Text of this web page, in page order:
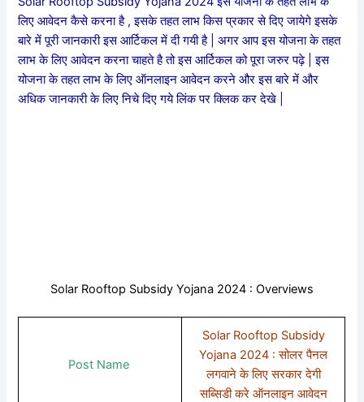
लिए आवेदन कैसे करना है , इसके तहत लाभ किस प्रकार से दिए जायेगे इसके
बारे में पूरी जानकारी इस आर्टिकल में दी गयी है | अगर आप इस योजना के तहत
लाभ के लिए आवेदन करना चाहते है तो इस आर्टिकल को पूरा जरुर पढ़े | इस
योजना के तहत लाभ के लिए ऑनलाइन आवेदन करने और इस बारे में और
अधिक जानकारी के लिए निचे दिए गये लिंक पर क्लिक कर देखे |
Solar Rooftop Subsidy Yojana 2024 : Overviews
Post Name
Solar Rooftop Subsidy
Yojana 2024 : सोलर पैनल
लगवाने के लिए सरकार देगी
सब्सिडी करे ऑनलाइन आवेदन